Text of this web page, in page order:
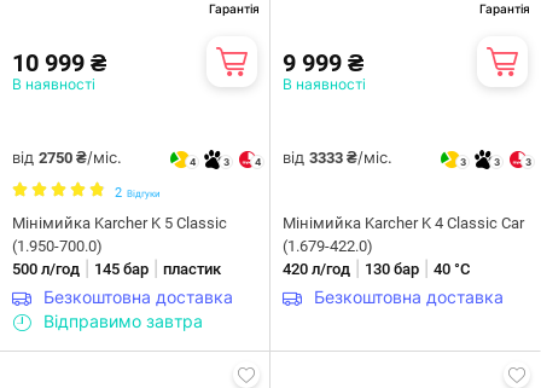
Гарантія
10 999 ₴
В наявності
від 2750 ₴/міс. 4 3 4
2 Відгуки
Мінімийка Karcher K 5 Classic
(1.950-700.0)
500 л/год
145 бар пластик
Безкоштовна доставка
Відправимо завтра
Гарантія
9 999 ₴
В наявності
від 3333 ₴/міс. 3 3 3
Мiнiмийка Karcher K 4 Classic Car
(1.679-422.0)
420 л/год
130 бар 40 °С
Безкоштовна доставка